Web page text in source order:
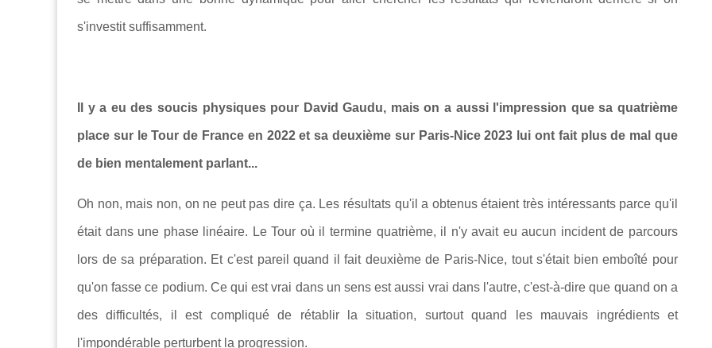
s'investit suffisamment.
Il y a eu des soucis physiques pour David Gaudu, mais on a aussi l'impression que sa quatrième
place sur le Tour de France en 2022 et sa deuxième sur Paris-Nice 2023 lui ont fait plus de mal que
de bien mentalement parlant...
Oh non, mais non, on ne peut pas dire ça. Les résultats qu'il a obtenus étaient très intéressants parce qu'il
était dans une phase linéaire. Le Tour où il termine quatrième, il n'y avait eu aucun incident de parcours
lors de sa préparation. Et c'est pareil quand il fait deuxième de Paris-Nice, tout s'était bien emboîté pour
qu'on fasse ce podium. Ce qui est vrai dans un sens est aussi vrai dans l'autre, c'est-à-dire que quand on a
des difficultés, il est compliqué de rétablir la situation, surtout quand les mauvais ingrédients et
l'impondérable perturbent la progression.